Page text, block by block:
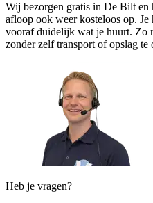
Wij bezorgen gratis in De Bilt en
afloop ook weer kosteloos op.
vooraf duidelijk wat je huurt. Zo
zonder zelf transport of opslag te
Heb je vragen?